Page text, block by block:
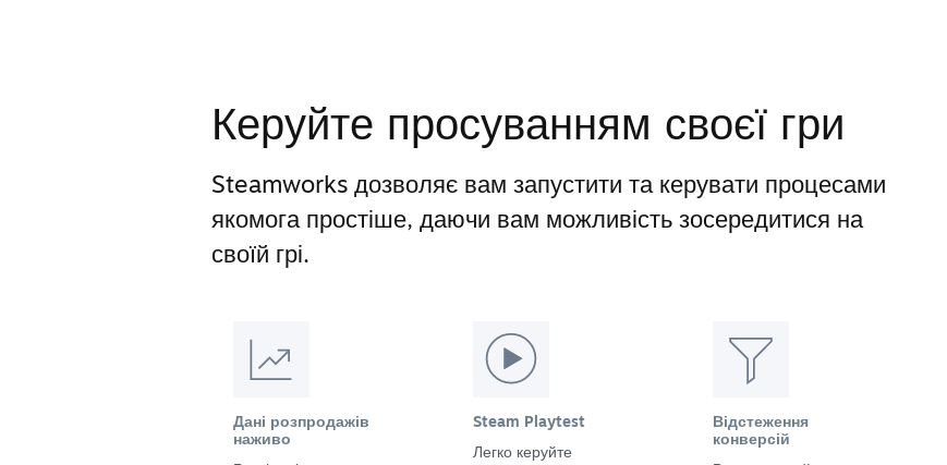
Керуйте просуванням своєї гри
Steamworks дозволяє вам запустити та керувати процесами
якомога простіше, даючи вам можливість зосередитися на
своїй грі.
Дані розпродажів
наживо
Steam Playtest
Легко керуйте
Відстеження
конверсій